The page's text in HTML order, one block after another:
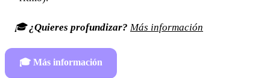
🎓¿Quieres profundizar? Más información
🎓 Más información